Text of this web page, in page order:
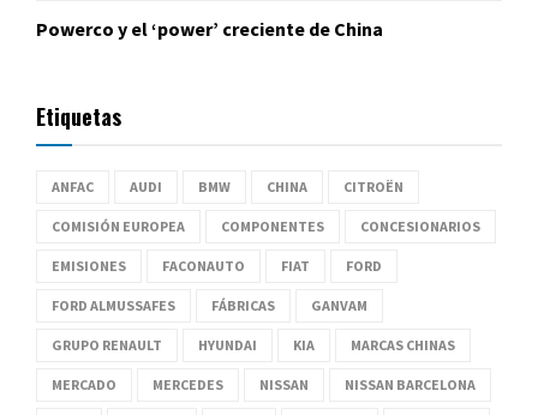
Powerco y el ‘power’ creciente de China
Etiquetas
ANFAC AUDI BMW CHINA CITROËN
COMISIÓN EUROPEA COMPONENTES CONCESIONARIOS
EMISIONES FACONAUTO FIAT FORD
FORD ALMUSSAFES FÁBRICAS GANVAM
GRUPO RENAULT HYUNDAI KIA MARCAS CHINAS
MERCADO MERCEDES NISSAN NISSAN BARCELONA